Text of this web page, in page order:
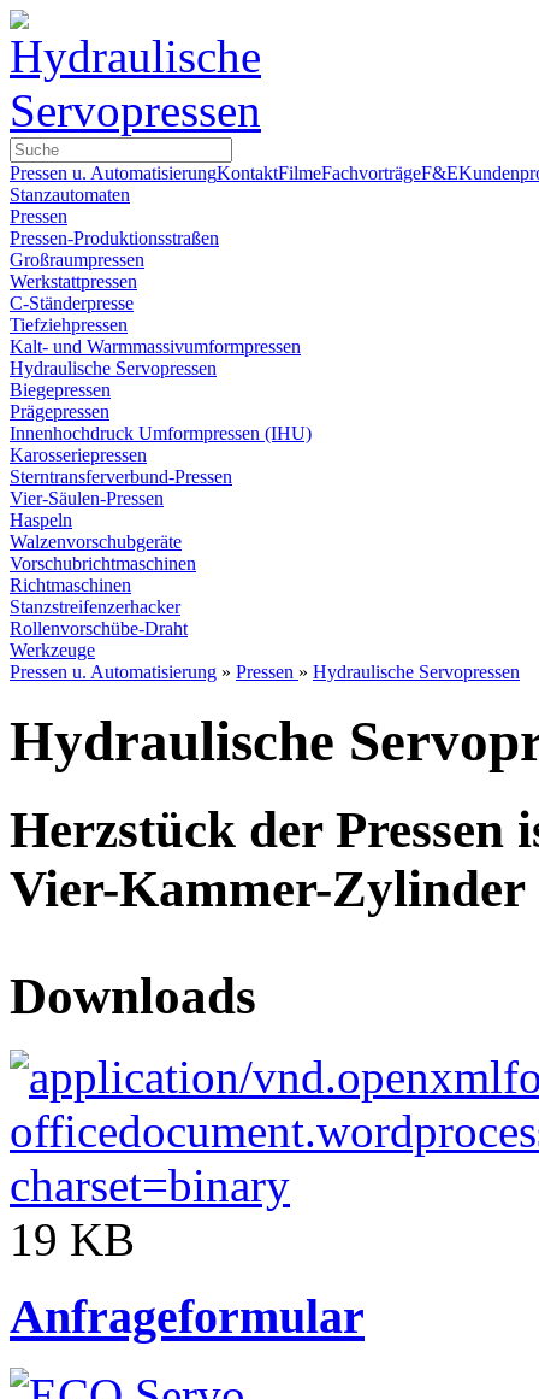
Pressen u. AutomatisierungKontaktFilmeFachvorträgeF&E
Stanzautomaten
Pressen
Pressen-Produktionsstraßen
Großraumpressen
Werkstattpressen
C-Ständerpresse
Tiefziehpressen
Kalt- und Warm­massiv­umform­pressen
Hydraulische Servopressen
Biegepressen
Prägepressen
Innenhochdruck Umformpressen (IHU)
Karosseriepressen
Sterntransferverbund-Pressen
Vier-Säulen-Pressen
Haspeln
Walzenvorschubgeräte
Vorschubrichtmaschinen
Richtmaschinen
Stanzstreifenzerhacker
Rollenvorschübe-Draht
Werkzeuge
Pressen u. Automatisierung » Pressen » Hydraulische Servopressen
Hydraulische
Herzstück der Pressen
Vier-Kammer-Zylinder
Downloads
19 KB
Anfrageformular